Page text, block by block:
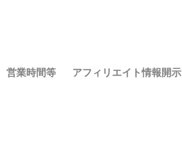
営業時間等 アフィリエイト情報開示